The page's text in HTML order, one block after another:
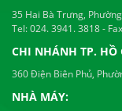
35 Hai Bà Trưng,
Tel:024. 3941. 3818-
CHI NHÁNH TP.
360 Điện Biên Phủ,
NHÀ MÁY: